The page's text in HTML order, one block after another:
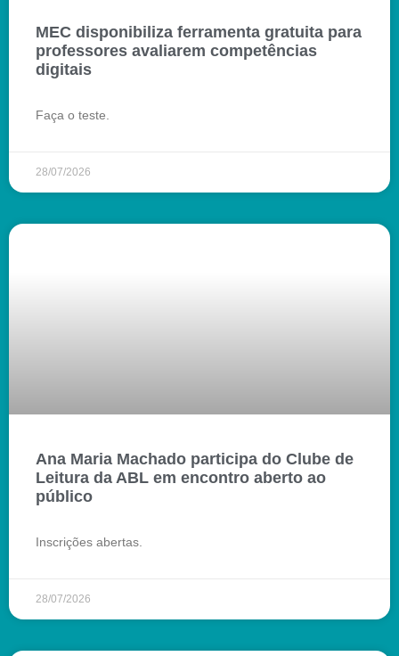
MEC disponibiliza ferramenta gratuita para
professores avaliarem competências
digitais
Faça o teste.
28/07/2026
Ana Maria Machado participa do Clube de
Leitura da ABL em encontro aberto ao
público
Inscrições abertas.
28/07/2026